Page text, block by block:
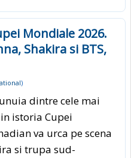
Mondiale 2026.
Shakira si BTS,
)
dintre cele mai
istoria Cupei
va urca pe scena
si trupa sud-